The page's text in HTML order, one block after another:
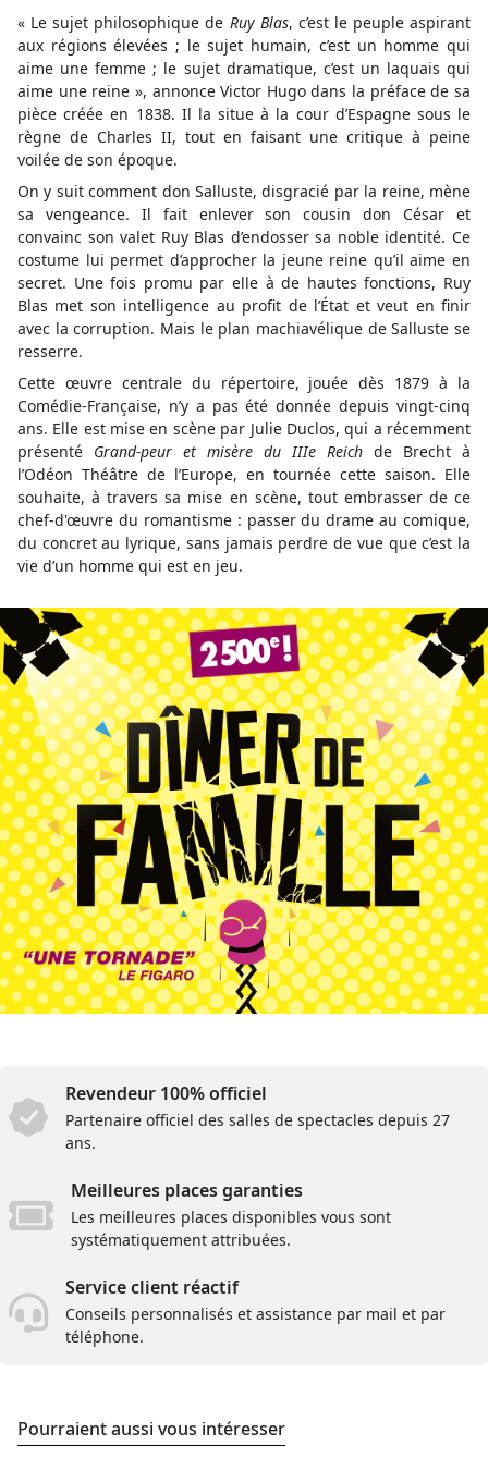
« Le sujet philosophique de Ruy Blas, c’est le peuple aspirant
aux régions élevées ; le sujet humain, c’est un homme qui
aime une femme ; le sujet dramatique, c’est un laquais qui
aime une reine », annonce Victor Hugo dans la préface de sa
pièce créée en 1838. Il la situe à la cour d’Espagne sous le
règne de Charles II, tout en faisant une critique à peine
voilée de son époque.
On y suit comment don Salluste, disgracié par la reine, mène
sa vengeance. Il fait enlever son cousin don César et
convainc son valet Ruy Blas d’endosser sa noble identité. Ce
costume lui permet d’approcher la jeune reine qu’il aime en
secret. Une fois promu par elle à de hautes fonctions, Ruy
Blas met son intelligence au profit de l’État et veut en finir
avec la corruption. Mais le plan machiavélique de Salluste se
resserre.
Cette œuvre centrale du répertoire, jouée dès 1879 à la
Comédie-Française, n’y a pas été donnée depuis vingt-cinq
ans. Elle est mise en scène par Julie Duclos, qui a récemment
présenté Grand-peur et misère du IIIe Reich de Brecht à
l’Odéon Théâtre de l’Europe, en tournée cette saison. Elle
souhaite, à travers sa mise en scène, tout embrasser de ce
chef-d'œuvre du romantisme : passer du drame au comique,
du concret au lyrique, sans jamais perdre de vue que c’est la
vie d’un homme qui est en jeu.
Revendeur 100% officiel
Partenaire officiel des salles de spectacles depuis 27
ans.
Meilleures places garanties
Les meilleures places disponibles vous sont
systématiquement attribuées.
Service client réactif
Conseils personnalisés et assistance par mail et par
téléphone.
Pourraient aussi vous intéresser